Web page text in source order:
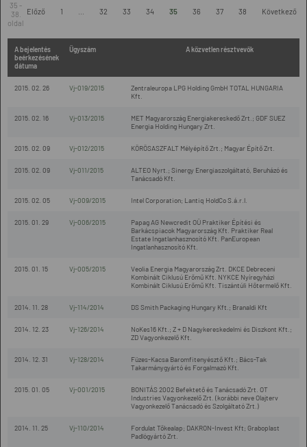
35 -
38.
oldal
Előző 1 32 33 34 35 36 37 38 Következő
A bejelentés
beérkezésének
dátuma
Ügyszám A közvetlen résztvevők
2015. 02. 26 Vj-019/2015
Zentraleuropa LPG Holding GmbH TOTAL HUNGARIA
Kft.
2015. 02. 16 Vj-013/2015
MET Magyarország Energiakereskedő Zrt.; GDF SUEZ
Energia Holding Hungary Zrt.
2015. 02. 09 Vj-012/2015 KÖRÖSASZFALT Mélyépítő Zrt.; Magyar Építő Zrt.
2015. 02. 09 Vj-011/2015
ALTEO Nyrt.; Sinergy Energiaszolgáltató, Beruházó és
Tanácsadó Kft.
2015. 02. 05 Vj-009/2015 Intel Corporation; Lantiq HoldCo S.á.r.l.
2015. 01. 29 Vj-006/2015
Papag AG Newcredit OÜ Praktiker Építési és
Barkácspiacok Magyarország Kft. Praktiker Real
Estate Ingatlanhasznosító Kft. PanEuropean
Ingatlanhasznosító Kft.
2015. 01. 15 Vj-005/2015
Veolia Energia Magyarország Zrt. DKCE Debreceni
Kombinált Ciklusú Erőmű Kft. NYKCE Nyíregyházi
Kombinált Ciklusú Erőmű Kft. Tiszántúli Hőtermelő Kft.
2014. 11. 28 Vj-114/2014 DS Smith Packaging Hungary Kft.; Branaldi Kft
2014. 12. 23 Vj-126/2014
NoKes16 Kft.; Z + D Nagykereskedelmi és Diszkont Kft.;
ZD Vagyonkezelő Kft.
2014. 12. 31 Vj-128/2014
Füzes-Kacsa Baromfitenyésztő Kft.; Bács-Tak
Takarmánygyártó és Forgalmazó Kft.
2015. 01. 05 Vj-001/2015
BONITÁS 2002 Befektető és Tanácsadó Zrt. OT
Industries Vagyonkezelő Zrt. (korábbi neve Olajterv
Vagyonkezelő Tanácsadó és Szolgáltató Zrt.)
2014. 11. 25 Vj-110/2014
Fordulat Tőkealap; DAKRON-Invest Kft; Graboplast
Padlógyártó Zrt.